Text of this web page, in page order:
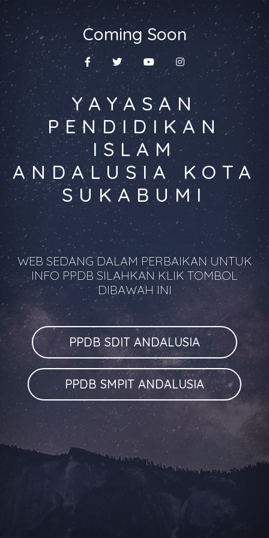
Coming Soon
YAYASAN
PENDIDIKAN
ISLAM
ANDALUSIA KOTA
SUKABUMI
WEB SEDANG DALAM PERBAIKAN UNTUK
INFO PPDB SILAHKAN KLIK TOMBOL
DIBAWAH INI
PPDB SDIT ANDALUSIA
PPDB SMPIT ANDALUSIA